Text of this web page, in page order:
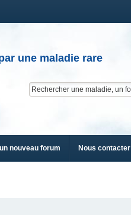
une maladie rare
nouveau forum Nous contacter